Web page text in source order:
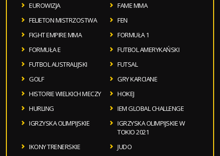
EUROWIZJA
FAME MMA
FELIETON MISTRZOSTWA
FEN
FIGHT EMPIRE MMA
FORMUŁA 1
FORMUŁA E
FUTBOL AMERYKAŃSKI
FUTBOL AUSTRALIJSKI
FUTSAL
GOLF
GRY KARCIANE
HISTORIE WIELKICH MECZY
HOKEJ
HURLING
IEM GLOBAL CHALLENGE
IGRZYSKA OLIMPIJSKIE
IGRZYSKA OLIMPIJSKIE W
TOKIO 2021
IKONY TRENERSKIE
JUDO